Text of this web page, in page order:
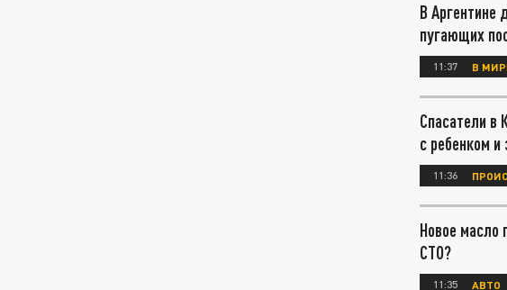
В Аргентине
пугающих
11:37 В
Спасатели в
с ребенком и
11:36
Новое масло
СТО?
11:35 АВТО